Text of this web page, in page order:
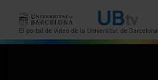
El portal de vídeo de la Universitat de Barcelona